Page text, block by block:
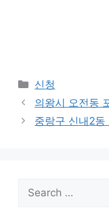
Categories
신청
의왕시 오전동
중랑구 신내2
for: